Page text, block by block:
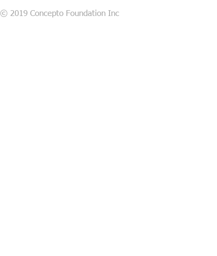
© 2019 Concepto Foundation Inc